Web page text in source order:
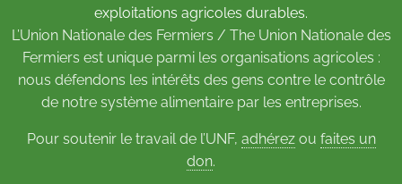
exploitations agricoles durables.
L’Union Nationale des Fermiers / The Union Nationale des
Fermiers est unique parmi les organisations agricoles :
nous défendons les intérêts des gens contre le contrôle
de notre système alimentaire par les entreprises.
Pour soutenir le travail de l’UNF, adhérezou faites un
don.